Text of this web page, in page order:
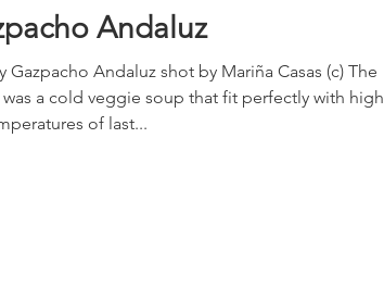
Andaluz
Gazpacho Andaluz shot by Mariña Casas (c) The
was a cold veggie soup that fit perfectly with high
of last...